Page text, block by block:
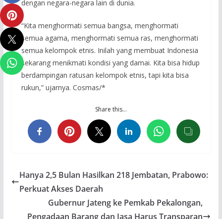
dengan negara-negara lain di dunia.
“Kita menghormati semua bangsa, menghormati
semua agama, menghormati semua ras, menghormati
semua kelompok etnis. Inilah yang membuat Indonesia
sekarang menikmati kondisi yang damai. Kita bisa hidup
berdampingan ratusan kelompok etnis, tapi kita bisa
rukun,” ujarnya. Cosmas/*
Share this…
Hanya 2,5 Bulan Hasilkan 218 Jembatan, Prabowo:
Perkuat Akses Daerah
Gubernur Jateng ke Pemkab Pekalongan,
Pengadaan Barang dan Jasa Harus Transparan